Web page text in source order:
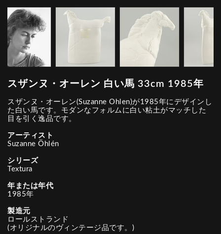
スザンヌ・オーレン 白い馬 33cm 1985年
スザンヌ・オーレン(Suzanne Ohlen)が1985年にデザインし
た白い馬です。モダンなフォルムに白い粘土がマッチした
目を引く逸品です。
アーティスト
Suzanne Öhlén
シリーズ
Textura
年または年代
1985年
製造元
ロールストランド
(オリジナルのヴィンテージ品です。)